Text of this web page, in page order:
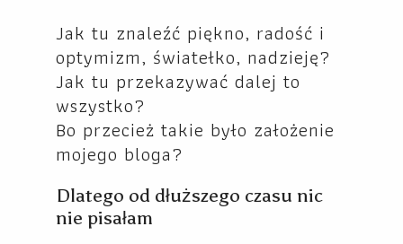
Jak tu znaleźć piękno, radość i
optymizm, światełko, nadzieję?
Jak tu przekazywać dalej to
wszystko?
Bo przecież takie było założenie
mojego bloga?
Dlatego od dłuższego czasu nic
nie pisałam